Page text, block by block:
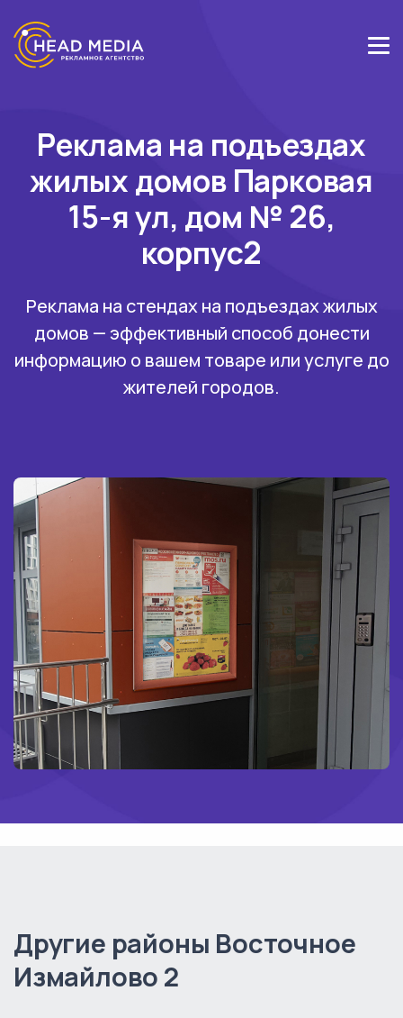
Реклама на подъездах
жилых домов Парковая
15-я ул, дом № 26,
корпус2
Реклама на стендах на подъездах жилых
домов — эффективный способ донести
информацию о вашем товаре или услуге до
жителей городов.
Другие районы Восточное
Измайлово 2